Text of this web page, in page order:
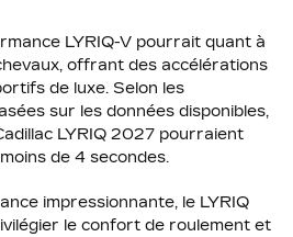
LYRIQ-V pourrait quant à
offrant des accélérations
de luxe. Selon les
sur les données disponibles,
LYRIQ 2027 pourraient
de 4 secondes.
impressionnante, le LYRIQ
le confort de roulement et